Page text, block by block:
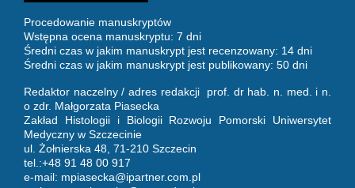
Procedowanie manuskryptów
Wstępna ocena manuskryptu: 7 dni
Średni czas w jakim manuskrypt jest recenzowany: 14 dni
Średni czas w jakim manuskrypt jest publikowany: 50 dni
Redaktor naczelny / adres redakcji prof. dr hab. n. med. i n.
o zdr. Małgorzata Piasecka
Zakład Histologii i Biologii Rozwoju Pomorski Uniwersytet
Medyczny w Szczecinie
ul. Żołnierska 48, 71-210 Szczecin
tel.:+48 91 48 00 917
e-mail: mpiasecka@ipartner.com.pl